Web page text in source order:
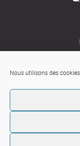
Nous utilisons des